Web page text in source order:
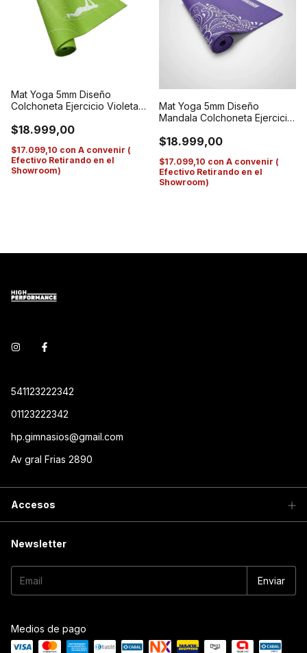
Mat Yoga 5mm Diseño
Colchoneta Ejercicio Violeta
$18.999,00
$17.099,10 con A convenir (
Efectivo Retirando en el
Showroom)
Mat Yoga 5mm Diseño
Mandala Colchoneta Ejercicio
$18.999,00
$17.099,10 con A convenir (
Efectivo Retirando en el
Showroom)
541123222342
01123222342
hp.gimnasios@gmail.com
Av gral Frias 2890
Accesos
Newsletter
Medios de pago